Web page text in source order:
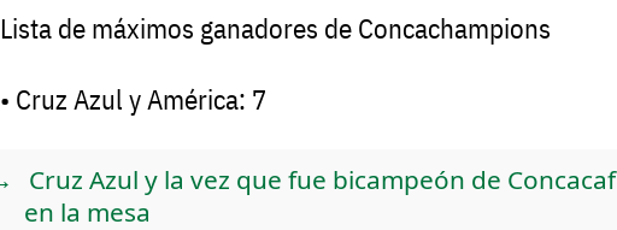
Lista de máximos ganadores de Concachampions
• Cruz Azul y América: 7
Cruz Azul y la vez que fue bicampeón de Concacaf
en la mesa